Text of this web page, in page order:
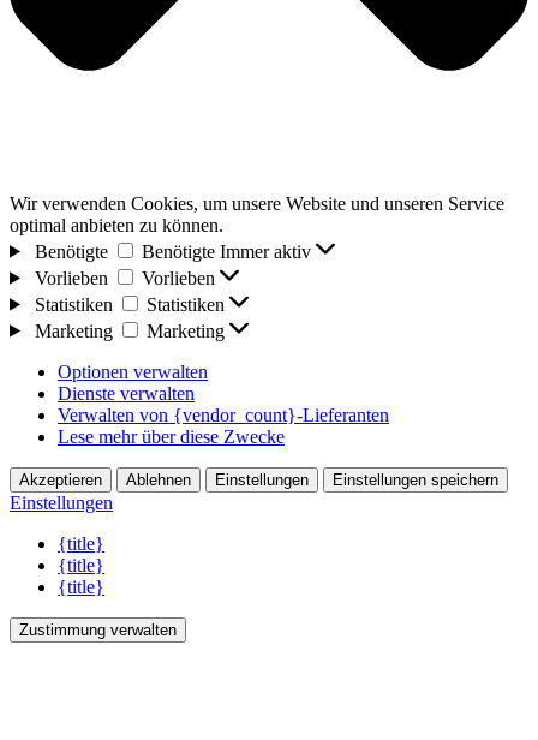
Wir verwenden Cookies, um unsere Website und unseren Service
optimal anbieten zu können.
Benötigte
Benötigte Immer aktiv
Vorlieben
Vorlieben
Statistiken
Statistiken
Marketing
Marketing
Optionen verwalten
Dienste verwalten
Verwalten von {vendor_count}-Lieferanten
Lese mehr über diese Zwecke
Akzeptieren Ablehnen Einstellungen Einstellungen speichern
Einstellungen
{title}
{title}
{title}
Zustimmung verwalten